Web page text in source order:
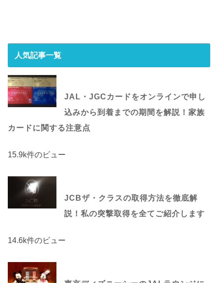
人気記事一覧
JAL・JGCカードをオンラインで申し
込みから到着までの期間を解説！家族
カードに関する注意点
15.9k件のビュー
JCBザ・クラスの取得方法を徹底解
説！私の突撃取得を全てご紹介します
14.6k件のビュー